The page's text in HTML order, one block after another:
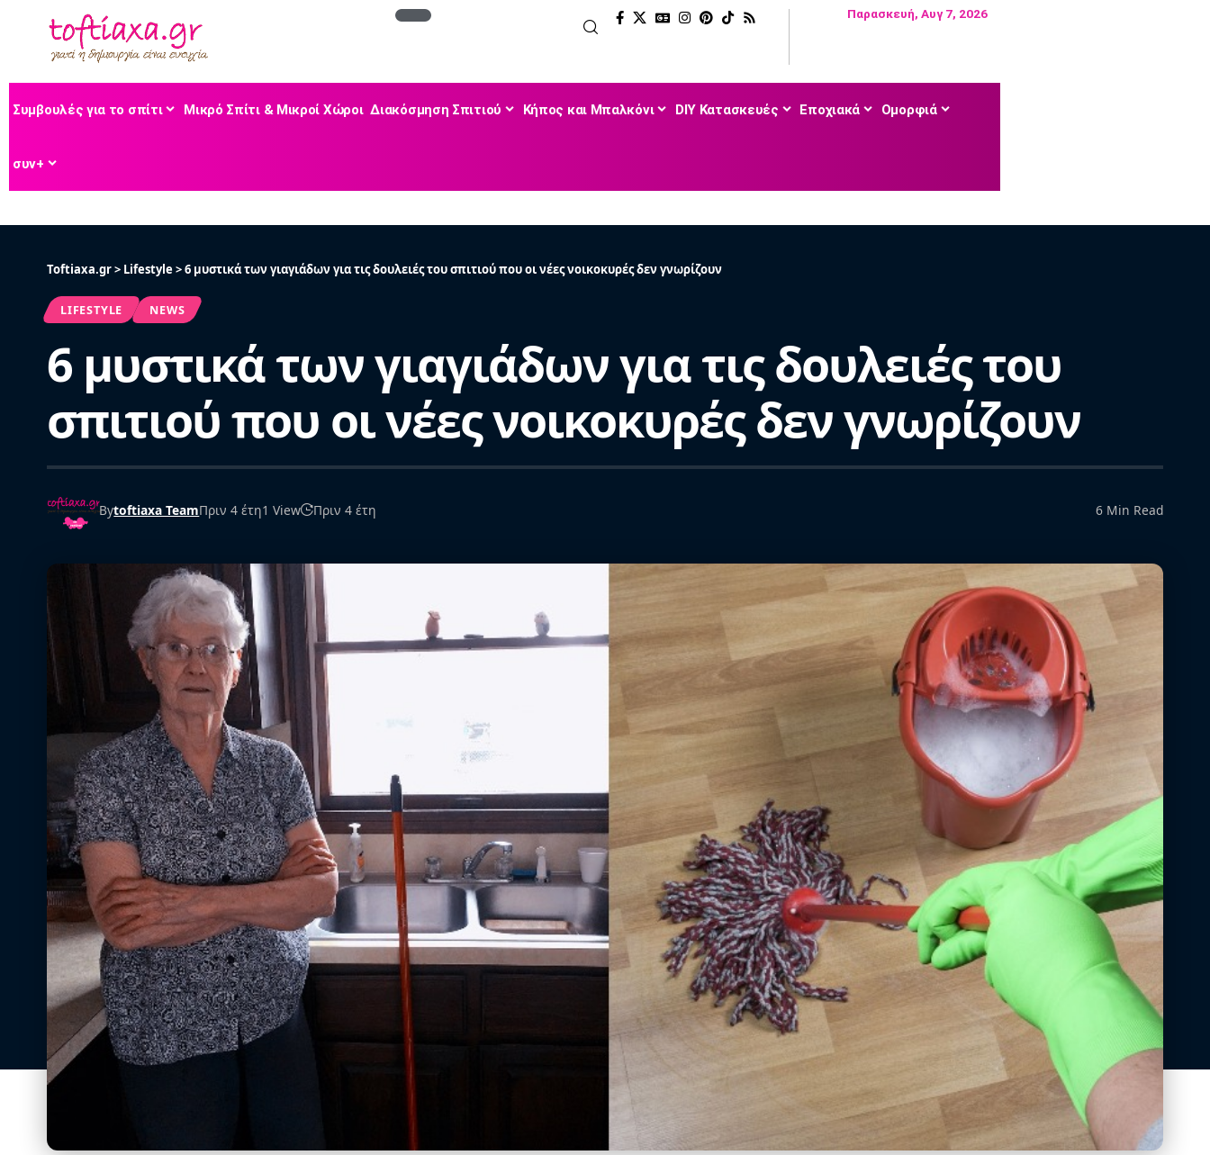
Παρασκευή, Αυγ 7, 2026
Συμβουλές για το σπίτι Μικρό Σπίτι & Μικροί Χώροι Διακόσμηση Σπιτιού Κήπος και Μπαλκόνι DIY Κατασκευές Εποχιακά Ομορφιά
συν+
Toftiaxa.gr> Lifestyle>6 μυστικά των γιαγιάδων για τις δουλειές του σπιτιού που οι νέες νοικοκυρές δεν γνωρίζουν
LIFESTYLE NEWS
6 μυστικά των γιαγιάδων για τις δουλειές του
σπιτιού που οι νέες νοικοκυρές δεν γνωρίζουν
Bytoftiaxa TeamΠριν 4 έτη1 View Πριν 4 έτη 6 Min Read